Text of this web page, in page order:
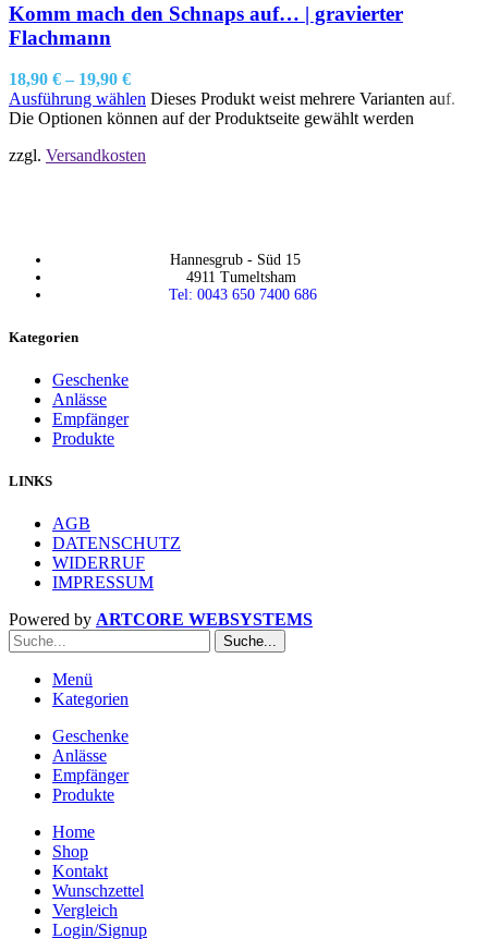
Komm mach den Schnaps auf… | gravierter
Flachmann
18,90 € – 19,90 €
Ausführung wählen Dieses Produkt weist mehrere Varianten auf.
Die Optionen können auf der Produktseite gewählt werden
zzgl. Versandkosten
Hannesgrub - Süd 15
4911 Tumeltsham
Tel: 0043 650 7400 686
Kategorien
Geschenke
Anlässe
Empfänger
Produkte
LINKS
AGB
DATENSCHUTZ
WIDERRUF
IMPRESSUM
Powered by ARTCORE WEBSYSTEMS
Suche...
Menü
Kategorien
Geschenke
Anlässe
Empfänger
Produkte
Home
Shop
Kontakt
Wunschzettel
Vergleich
Login/Signup